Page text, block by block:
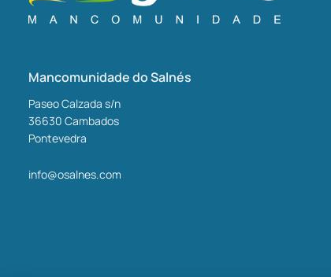
Mancomunidade do Salnés
Paseo Calzada s/n
36630 Cambados
Pontevedra
info@osalnes.com